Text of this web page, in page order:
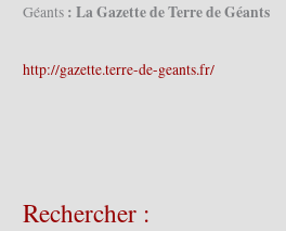
Géants : La Gazette de Terre de Géants
http://gazette.terre-de-geants.fr/
Rechercher :